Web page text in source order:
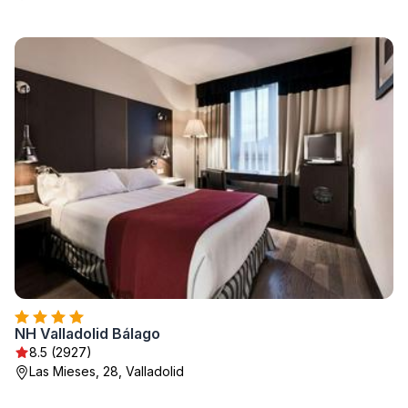
NH Valladolid Bálago
8.5 (2927)
Las Mieses, 28, Valladolid